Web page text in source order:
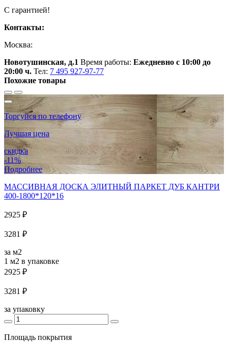
С гарантией!
Контакты:
Москва:
Новотушинская, д.1 Время работы: Ежедневно с 10:00 до
20:00 ч. Тел: 7 495 927-97-77
Похожие товары
Торгуйся по телефону
Лучшая цена
скидка
-11%
Подробнее
МАССИВНАЯ ДОСКА ЭЛИТНЫЙ ПАРКЕТ ДУБ КАНТРИ
400-1800*120*16
2925 ₽
3281 ₽
за м2
1 м2 в упаковке
2925 ₽
3281 ₽
за упаковку
Площадь покрытия